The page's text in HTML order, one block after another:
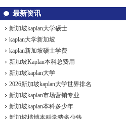
最新资讯
新加坡kaplan大学硕士
kaplan大学新加坡
kaplan新加坡硕士学费
新加坡Kaplan本科总费用
新加坡kaplan大学
2026新加坡kaplan大学世界排名
新加坡kaplan市场营销专业
新加坡kaplan本科多少年